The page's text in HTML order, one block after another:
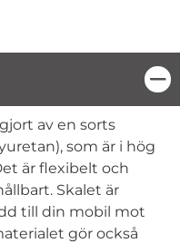
av en sorts
som är i hög
är flexibelt och
Skalet är
till din mobil mot
gör också